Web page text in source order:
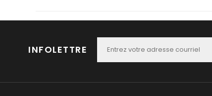
INFOLETTRE